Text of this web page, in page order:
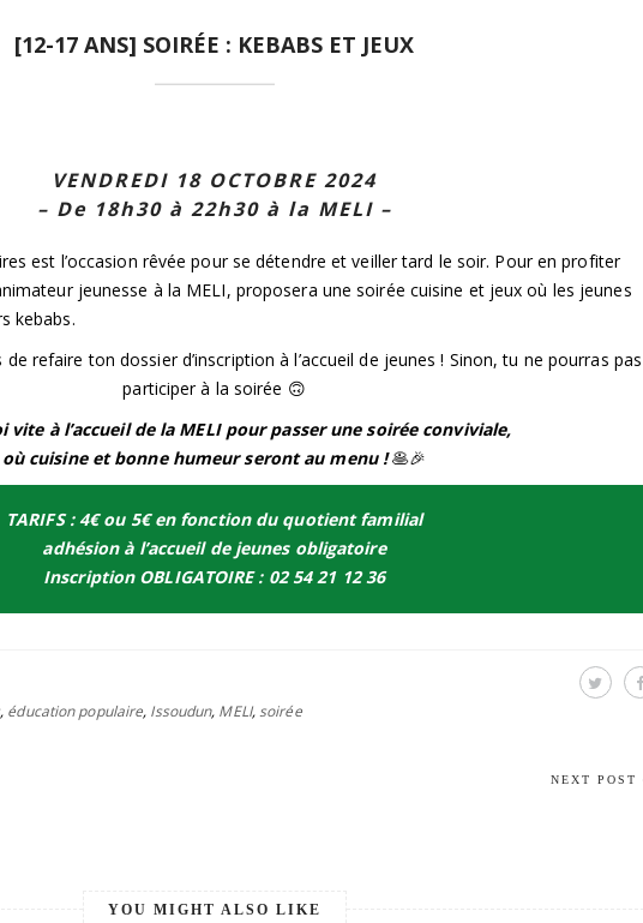
[12-17 ANS] SOIRÉE : KEBABS ET JEUX
VENDREDI 18 OCTOBRE 2024
– De 18h30 à 22h30 à la MELI –
est l’occasion rêvée pour se détendre et veiller tard le soir. Pour en profiter
jeunesse à la MELI, proposera une soirée cuisine et jeux où les jeunes
kebabs.
de refaire ton dossier d’inscription à l’accueil de jeunes ! Sinon, tu ne pourras pas
participer à la soirée 🙃
vite à l’accueil de la MELI pour passer une soirée conviviale,
où cuisine et bonne humeur seront au menu !🥞🎉
TARIFS : 4€ ou 5€ en fonction du quotient familial
adhésion à l’accueil de jeunes obligatoire
Inscription OBLIGATOIRE : 02 54 21 12 36
, éducation populaire, Issoudun, MELI,soirée
NEXT POST
YOU MIGHT ALSO LIKE